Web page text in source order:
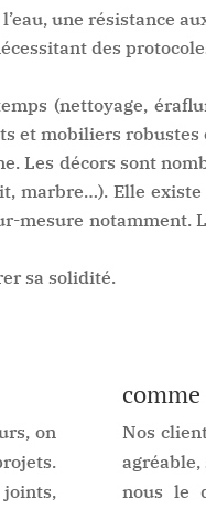
une résistance
des
(nettoyage,
et mobiliers
Les décors sont
marbre…). Elle
mesure
sa solidité.
on
Nos
agréable,
nous le